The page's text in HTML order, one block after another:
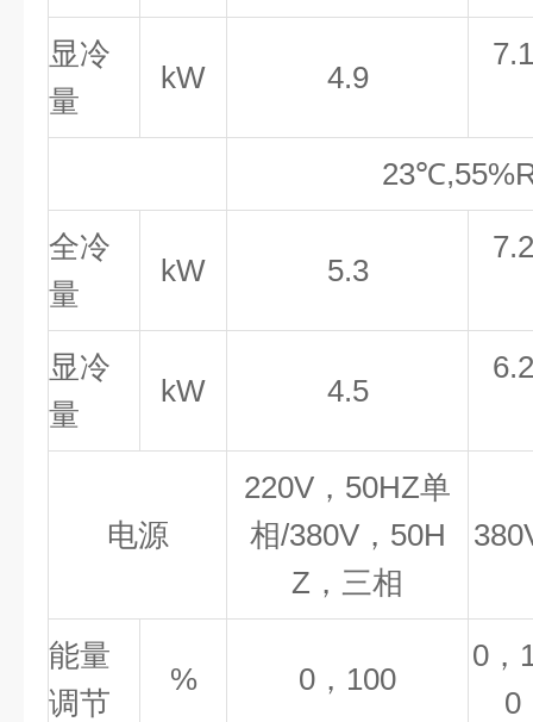
显冷
量
kW 4.9
7.1
23℃,55
全冷
量
kW 5.3
7.2
显冷
量
kW 4.5
6.2
电源
220V，50HZ单
相/380V，50H
Z，三相
能量
调节
% 0，100
0，
0